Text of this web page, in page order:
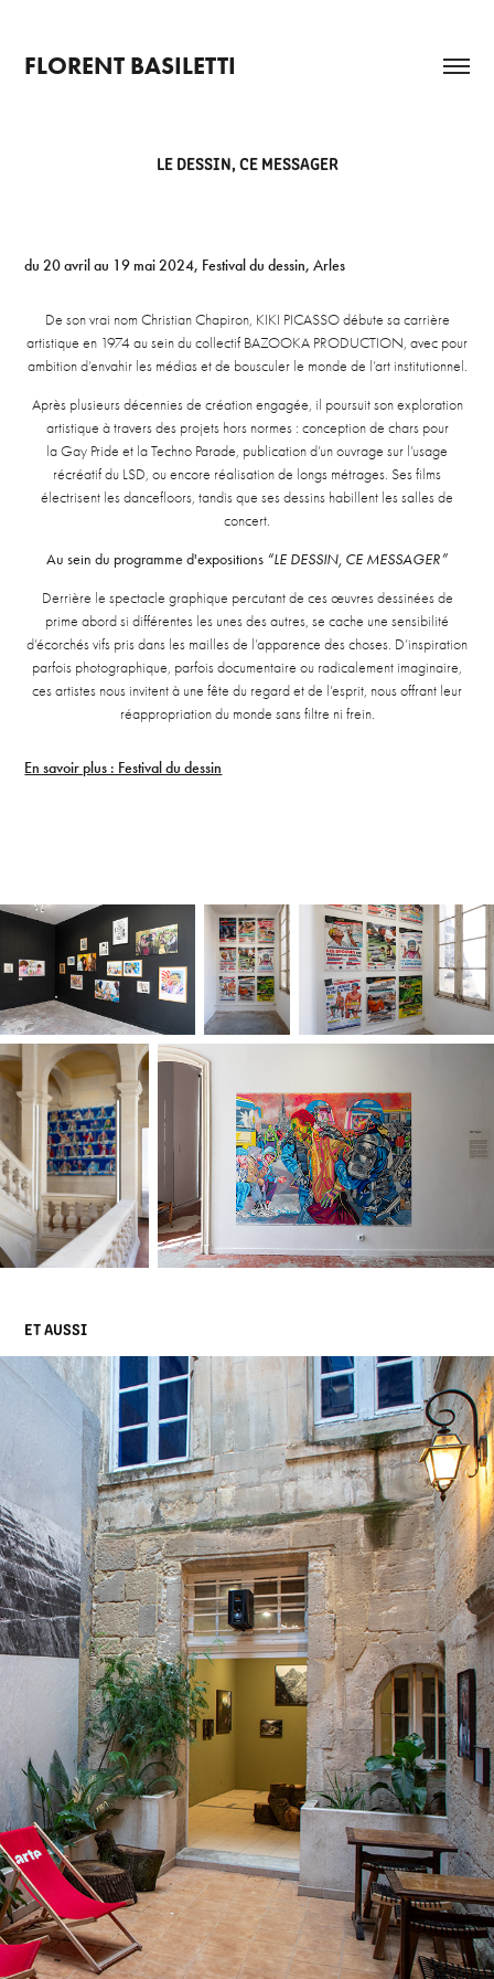
FLORENT BASILETTI
LE DESSIN, CE MESSAGER
du 20 avril au 19 mai 2024, Festival du dessin, Arles
De son vrai nom Christian Chapiron, KIKI PICASSO débute sa carrière
artistique en 1974 au sein du collectif BAZOOKA PRODUCTION, avec pour
ambition d’envahir les médias et de bousculer le monde de l’art institutionnel.
Après plusieurs décennies de création engagée, il poursuit son exploration
artistique à travers des projets hors normes : conception de chars pour
la Gay Pride et la Techno Parade, publication d’un ouvrage sur l’usage
récréatif du LSD, ou encore réalisation de longs métrages. Ses films
électrisent les dancefloors, tandis que ses dessins habillent les salles de
concert.
Au sein du programme d'expositions “LE DESSIN, CE MESSAGER”
Derrière le spectacle graphique percutant de ces œuvres dessinées de
prime abord si différentes les unes des autres, se cache une sensibilité
d’écorchés vifs pris dans les mailles de l’apparence des choses. D’inspiration
parfois photographique, parfois documentaire ou radicalement imaginaire,
ces artistes nous invitent à une fête du regard et de l’esprit, nous offrant leur
réappropriation du monde sans filtre ni frein.
En savoir plus : Festival du dessin
ET AUSSI
L'ENGAGEMENT
2024